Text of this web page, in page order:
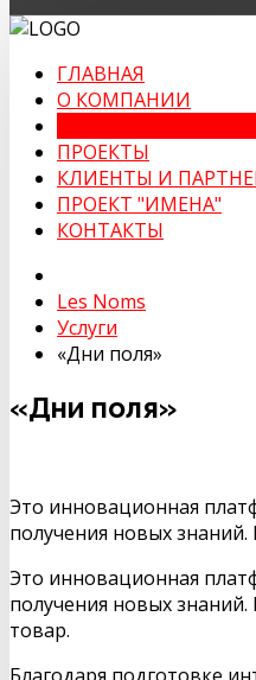
ГЛАВНАЯ
О КОМПАНИИ
ПРОЕКТЫ
КЛИЕНТЫ И
ПРОЕКТ "ИМЕНА"
КОНТАКТЫ
Les Noms
Услуги
«Дни поля»
«Дни поля»
Это инновационная
получения новых
Это инновационная
получения новых
товар.
Благодаря подготовке